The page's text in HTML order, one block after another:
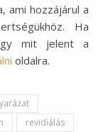
ami hozzájárul a
Ha
mit jelent a
oldalra.
revidiálás